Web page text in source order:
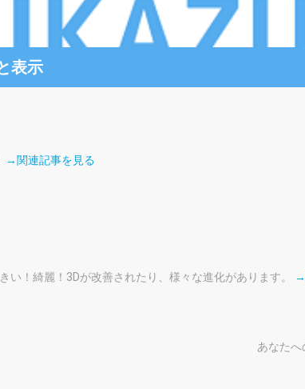
表示
→関連記事を見る
い！綺麗！3Dが改善されたり、様々な進化があります。 →
あなたへ